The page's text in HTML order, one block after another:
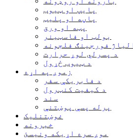
پایپ او ټیوب
پاڼه او پلیټ
پټه او ورق
بولټ او فاسټینر
فورجینګ فلجونه
د پسرلي لوړ حرارت
د ټیوب ځړول
زموږ په اړه
د فابریکې سفر
د کیفیت کنټرول
سند
پرله پسې پوښتنې
غوښتنلیک
خبرونه
موږ سره اړیکه ونیسئ